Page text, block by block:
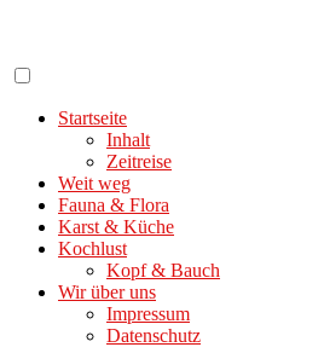
springen
Startseite
Inhalt
Zeitreise
Weit weg
Fauna & Flora
Karst & Küche
Kochlust
Kopf & Bauch
Wir über uns
Impressum
Datenschutz